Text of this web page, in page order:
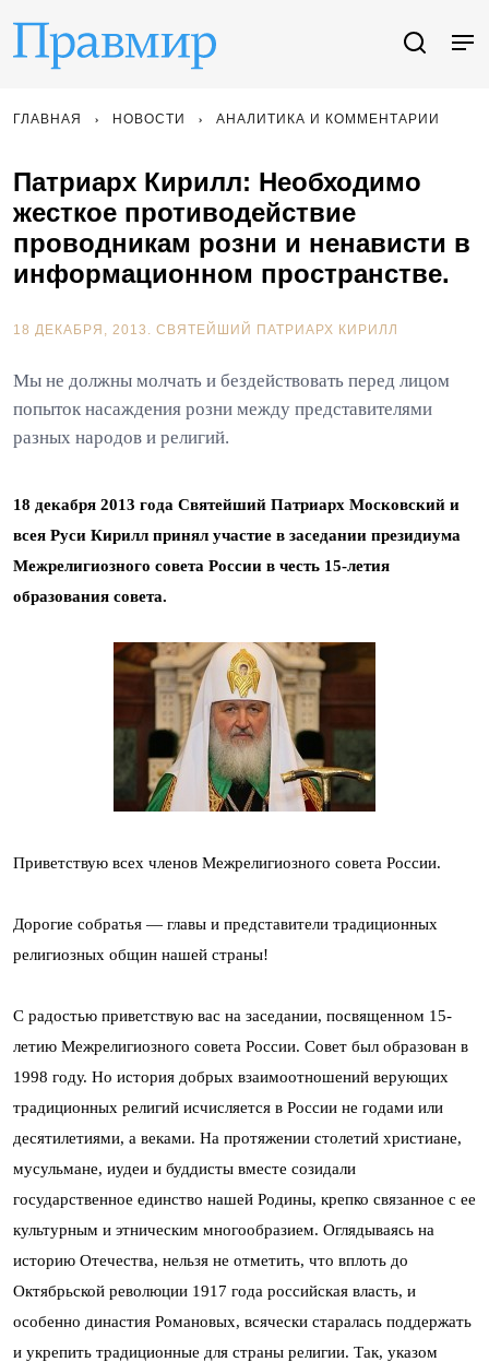
ГЛАВНАЯ НОВОСТИ АНАЛИТИКА И КОММЕНТАРИИ
Патриарх Кирилл: Необходимо
жесткое противодействие
проводникам розни и ненависти в
информационном пространстве.
18 ДЕКАБРЯ, 2013. СВЯТЕЙШИЙ ПАТРИАРХ КИРИЛЛ
Мы не должны молчать и бездействовать перед лицом
попыток насаждения розни между представителями
разных народов и религий.
18 декабря 2013 года Святейший Патриарх Московский и
всея Руси Кирилл принял участие в заседании президиума
Межрелигиозного совета России в честь 15-летия
образования совета.
Приветствую всех членов Межрелигиозного совета России.
Дорогие собратья — главы и представители традиционных
религиозных общин нашей страны!
С радостью приветствую вас на заседании, посвященном 15-
летию Межрелигиозного совета России. Совет был образован в
1998 году. Но история добрых взаимоотношений верующих
традиционных религий исчисляется в России не годами или
десятилетиями, а веками. На протяжении столетий христиане,
мусульмане, иудеи и буддисты вместе созидали
государственное единство нашей Родины, крепко связанное с ее
культурным и этническим многообразием. Оглядываясь на
историю Отечества, нельзя не отметить, что вплоть до
Октябрьской революции 1917 года российская власть, и
особенно династия Романовых, всячески старалась поддержать
и укрепить традиционные для страны религии. Так, указом